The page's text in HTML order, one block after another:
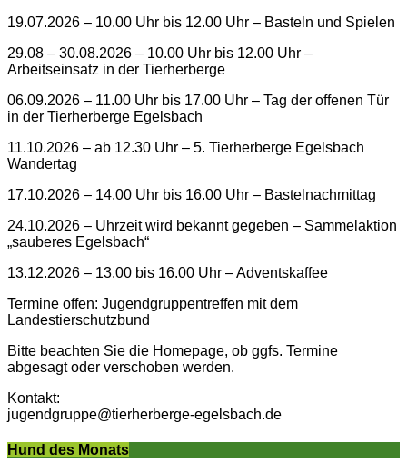
19.07.2026 – 10.00 Uhr bis 12.00 Uhr – Basteln und Spielen
29.08 – 30.08.2026 – 10.00 Uhr bis 12.00 Uhr –
Arbeitseinsatz in der Tierherberge
06.09.2026 – 11.00 Uhr bis 17.00 Uhr – Tag der offenen Tür
in der Tierherberge Egelsbach
11.10.2026 – ab 12.30 Uhr – 5. Tierherberge Egelsbach
Wandertag
17.10.2026 – 14.00 Uhr bis 16.00 Uhr – Bastelnachmittag
24.10.2026 – Uhrzeit wird bekannt gegeben – Sammelaktion
„sauberes Egelsbach“
13.12.2026 – 13.00 bis 16.00 Uhr – Adventskaffee
Termine offen: Jugendgruppentreffen mit dem
Landestierschutzbund
Bitte beachten Sie die Homepage, ob ggfs. Termine
abgesagt oder verschoben werden.
Kontakt:
jugendgruppe@tierherberge-egelsbach.de
Hund des Monats